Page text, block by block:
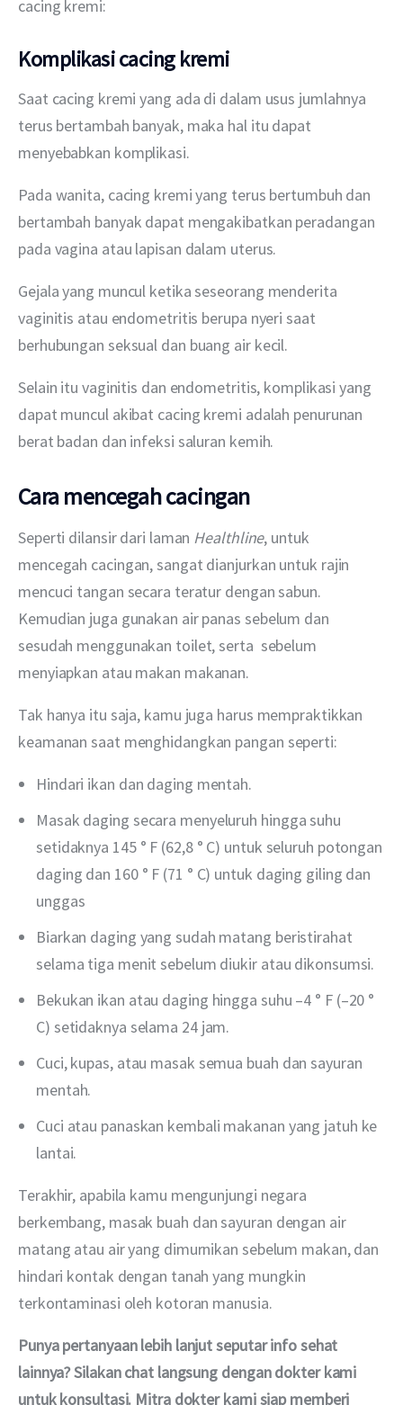
cacing kremi:
Komplikasi cacing kremi
Saat cacing kremi yang ada di dalam usus jumlahnya
terus bertambah banyak, maka hal itu dapat
menyebabkan komplikasi.
Pada wanita, cacing kremi yang terus bertumbuh dan
bertambah banyak dapat mengakibatkan peradangan
pada vagina atau lapisan dalam uterus.
Gejala yang muncul ketika seseorang menderita
vaginitis atau endometritis berupa nyeri saat
berhubungan seksual dan buang air kecil.
Selain itu vaginitis dan endometritis, komplikasi yang
dapat muncul akibat cacing kremi adalah penurunan
berat badan dan infeksi saluran kemih.
Cara mencegah cacingan
Seperti dilansir dari laman Healthline, untuk
mencegah cacingan, sangat dianjurkan untuk rajin
mencuci tangan secara teratur dengan sabun.
Kemudian juga gunakan air panas sebelum dan
sesudah menggunakan toilet, serta  sebelum
menyiapkan atau makan makanan.
Tak hanya itu saja, kamu juga harus mempraktikkan
keamanan saat menghidangkan pangan seperti:
Hindari ikan dan daging mentah.
Masak daging secara menyeluruh hingga suhu
setidaknya 145 ° F (62,8 ° C) untuk seluruh potongan
daging dan 160 ° F (71 ° C) untuk daging giling dan
unggas
Biarkan daging yang sudah matang beristirahat
selama tiga menit sebelum diukir atau dikonsumsi.
Bekukan ikan atau daging hingga suhu –4 ° F (–20 °
C) setidaknya selama 24 jam.
Cuci, kupas, atau masak semua buah dan sayuran
mentah.
Cuci atau panaskan kembali makanan yang jatuh ke
lantai.
Terakhir, apabila kamu mengunjungi negara
berkembang, masak buah dan sayuran dengan air
matang atau air yang dimurnikan sebelum makan, dan
hindari kontak dengan tanah yang mungkin
terkontaminasi oleh kotoran manusia.
Punya pertanyaan lebih lanjut seputar info sehat
lainnya? Silakan chat langsung dengan dokter kami
untuk konsultasi. Mitra dokter kami siap memberi